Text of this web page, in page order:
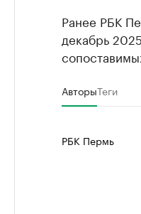
Ранее РБК
декабрь
АвторыТеги
РБК Пермь